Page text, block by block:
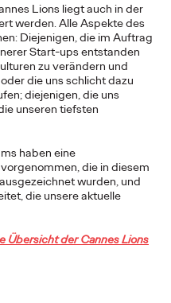
Lions liegt auch in der
werden. Alle Aspekte des
Diejenigen, die im Auftrag
Start-ups entstanden
zu verändern und
die uns schlicht dazu
diejenigen, die uns
unseren tiefsten
haben eine
die in diesem
wurden, und
die unsere aktuelle
Übersicht der Cannes Lions
alle
Santa Maria
Influencer:innen